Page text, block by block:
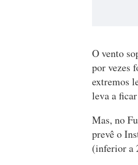
O vento
por vezes
extremos
leva a
Mas, no
prevê o
(inferior a